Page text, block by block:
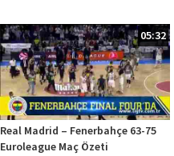
05:32
Real Madrid – Fenerbahçe 63-75
Euroleague Maç Özeti